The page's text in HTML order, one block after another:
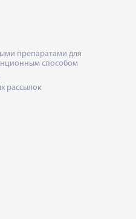
препаратами для
способом
рассылок